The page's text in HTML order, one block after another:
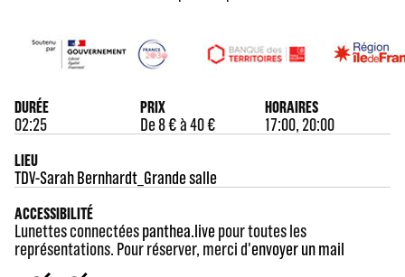
DURÉE
02:25
PRIX
De 8 € à 40 €
HORAIRES
17:00, 20:00
LIEU
TDV-Sarah Bernhardt_Grande salle
ACCESSIBILITÉ
Lunettes connectéespanthea.livepour toutes les
représentations. Pour réserver, merci d'envoyer un mail